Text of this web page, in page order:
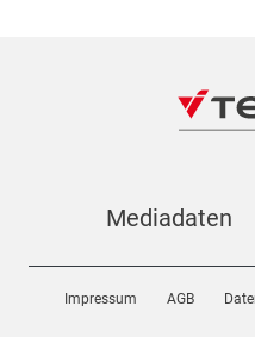
Mediadaten
Impressum AGB